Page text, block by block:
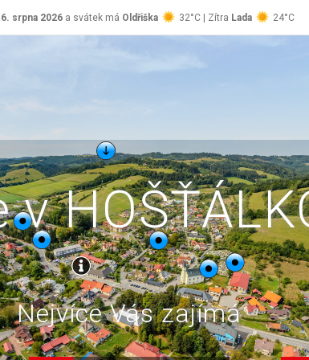
6. srpna 2026a svátek má Oldřiška 32°C | Zítra Lada 24°C
v
Nejvíce Vás zajímá